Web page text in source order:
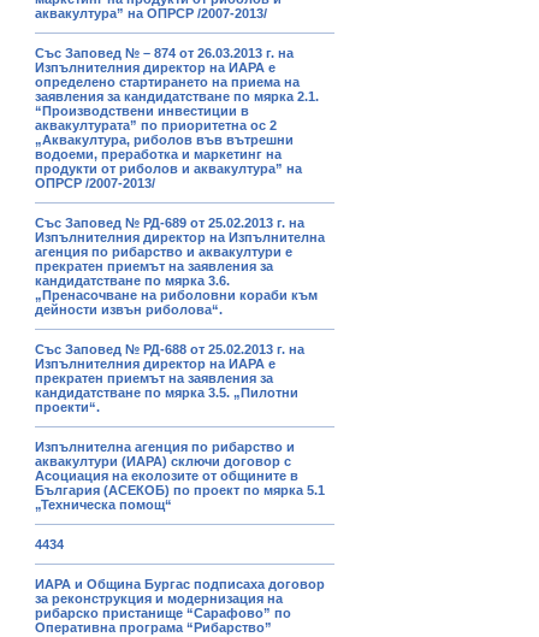
аквакултура” на ОПРСР /2007-2013/
Със Заповед № – 874 от 26.03.2013 г. на
Изпълнителния директор на ИАРА е
определено стартирането на приема на
заявления за кандидатстване по мярка 2.1.
“Производствени инвестиции в
аквакултурата” по приоритетна ос 2
„Аквакултура, риболов във вътрешни
водоеми, преработка и маркетинг на
продукти от риболов и аквакултура” на
ОПРСР /2007-2013/
Със Заповед № РД-689 от 25.02.2013 г. на
Изпълнителния директор на Изпълнителна
агенция по рибарство и аквакултури е
прекратен приемът на заявления за
кандидатстване по мярка 3.6.
„Пренасочване на риболовни кораби към
дейности извън риболова“.
Със Заповед № РД-688 от 25.02.2013 г. на
Изпълнителния директор на ИАРА е
прекратен приемът на заявления за
кандидатстване по мярка 3.5. „Пилотни
проекти“.
Изпълнителна агенция по рибарство и
аквакултури (ИАРА) сключи договор с
Асоциация на еколозите от общините в
България (АСЕКОБ) по проект по мярка 5.1
„Техническа помощ“
4434
ИАРА и Община Бургас подписаха договор
за реконструкция и модернизация на
рибарско пристанище “Сарафово” по
Оперативна програма “Рибарство”